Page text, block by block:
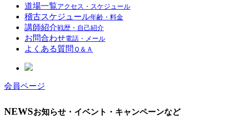
道場一覧アクセス・スケジュール
稽古スケジュール年齢・料金
講師紹介戦歴・自己紹介
お問合わせ電話・メール
よくある質問 Ｑ＆Ａ
会員ページ
NEWSお知らせ・イベント・キャンペーンなど